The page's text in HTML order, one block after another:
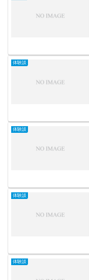
体験談
体験談
体験談
体験談